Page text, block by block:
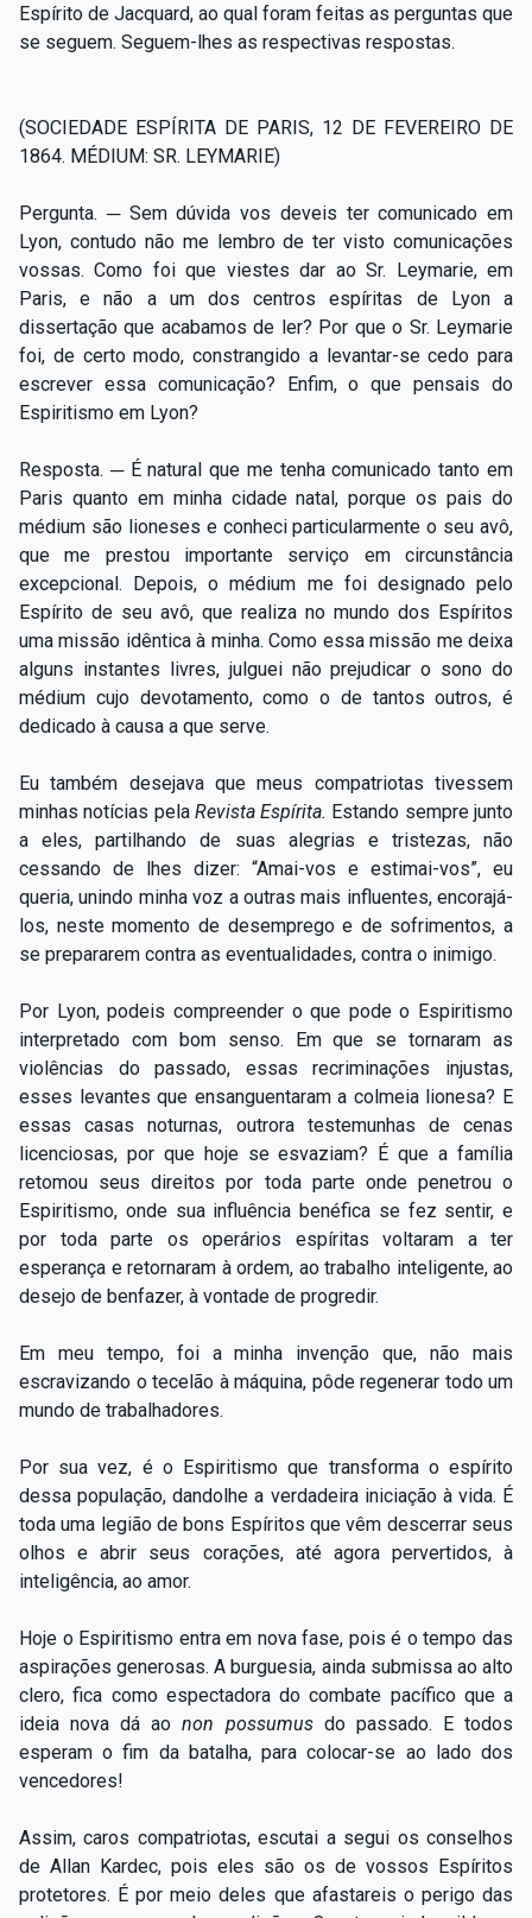
Espírito de Jacquard, ao qual foram feitas as perguntas que
se seguem. Seguem-lhes as respectivas respostas.
(SOCIEDADE ESPÍRITA DE PARIS, 12 DE FEVEREIRO DE
1864. MÉDIUM: SR. LEYMARIE)
Pergunta. ─ Sem dúvida vos deveis ter comunicado em
Lyon, contudo não me lembro de ter visto comunicações
vossas. Como foi que viestes dar ao Sr. Leymarie, em
Paris, e não a um dos centros espíritas de Lyon a
dissertação que acabamos de ler? Por que o Sr. Leymarie
foi, de certo modo, constrangido a levantar-se cedo para
escrever essa comunicação? Enfim, o que pensais do
Espiritismo em Lyon?
Resposta. ─ É natural que me tenha comunicado tanto em
Paris quanto em minha cidade natal, porque os pais do
médium são lioneses e conheci particularmente o seu avô,
que me prestou importante serviço em circunstância
excepcional. Depois, o médium me foi designado pelo
Espírito de seu avô, que realiza no mundo dos Espíritos
uma missão idêntica à minha. Como essa missão me deixa
alguns instantes livres, julguei não prejudicar o sono do
médium cujo devotamento, como o de tantos outros, é
dedicado à causa a que serve.
Eu também desejava que meus compatriotas tivessem
minhas notícias pela Revista Espírita. Estando sempre junto
a eles, partilhando de suas alegrias e tristezas, não
cessando de lhes dizer: “Amai-vos e estimai-vos”, eu
queria, unindo minha voz a outras mais influentes, encorajá-
los, neste momento de desemprego e de sofrimentos, a
se prepararem contra as eventualidades, contra o inimigo.
Por Lyon, podeis compreender o que pode o Espiritismo
interpretado com bom senso. Em que se tornaram as
violências do passado, essas recriminações injustas,
esses levantes que ensanguentaram a colmeia lionesa? E
essas casas noturnas, outrora testemunhas de cenas
licenciosas, por que hoje se esvaziam? É que a família
retomou seus direitos por toda parte onde penetrou o
Espiritismo, onde sua influência benéfica se fez sentir, e
por toda parte os operários espíritas voltaram a ter
esperança e retornaram à ordem, ao trabalho inteligente, ao
desejo de benfazer, à vontade de progredir.
Em meu tempo, foi a minha invenção que, não mais
escravizando o tecelão à máquina, pôde regenerar todo um
mundo de trabalhadores.
Por sua vez, é o Espiritismo que transforma o espírito
dessa população, dandolhe a verdadeira iniciação à vida. É
toda uma legião de bons Espíritos que vêm descerrar seus
olhos e abrir seus corações, até agora pervertidos, à
inteligência, ao amor.
Hoje o Espiritismo entra em nova fase, pois é o tempo das
aspirações generosas. A burguesia, ainda submissa ao alto
clero, fica como espectadora do combate pacífico que a
ideia nova dá aonon possumus do passado. E todos
esperam o fim da batalha, para colocar-se ao lado dos
vencedores!
Assim, caros compatriotas, escutai a segui os conselhos
de Allan Kardec, pois eles são os de vossos Espíritos
protetores. É por meio deles que afastareis o perigo das